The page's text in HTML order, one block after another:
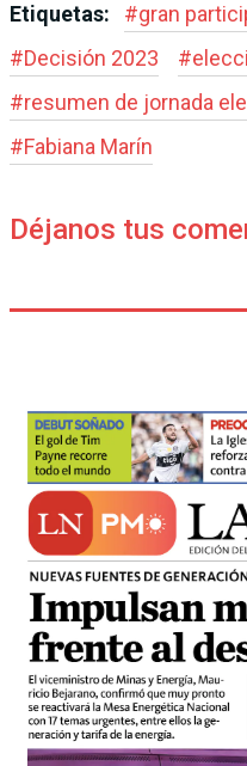
Etiquetas: #gran
#Decisión 2023 #
#resumen de jornada
#Fabiana Marín
Déjanos tus